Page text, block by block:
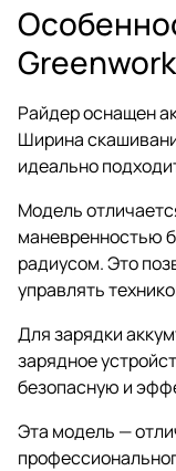
Райдер оснащен
Ширина
идеально
Модель
маневренностью
радиусом. Это
управлять
Для зарядки
зарядное
безопасную и
Эта модель —